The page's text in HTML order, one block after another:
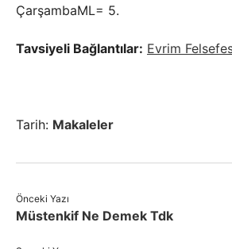
ÇarşambaML= 5.
Tavsiyeli Bağlantılar: Evrim
Tarih: Makaleler
Önceki Yazı
Müstenkif Ne Demek Tdk